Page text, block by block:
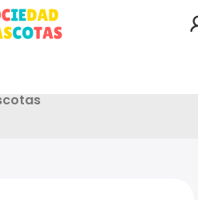
$17.400 ($8.700 c/u) –